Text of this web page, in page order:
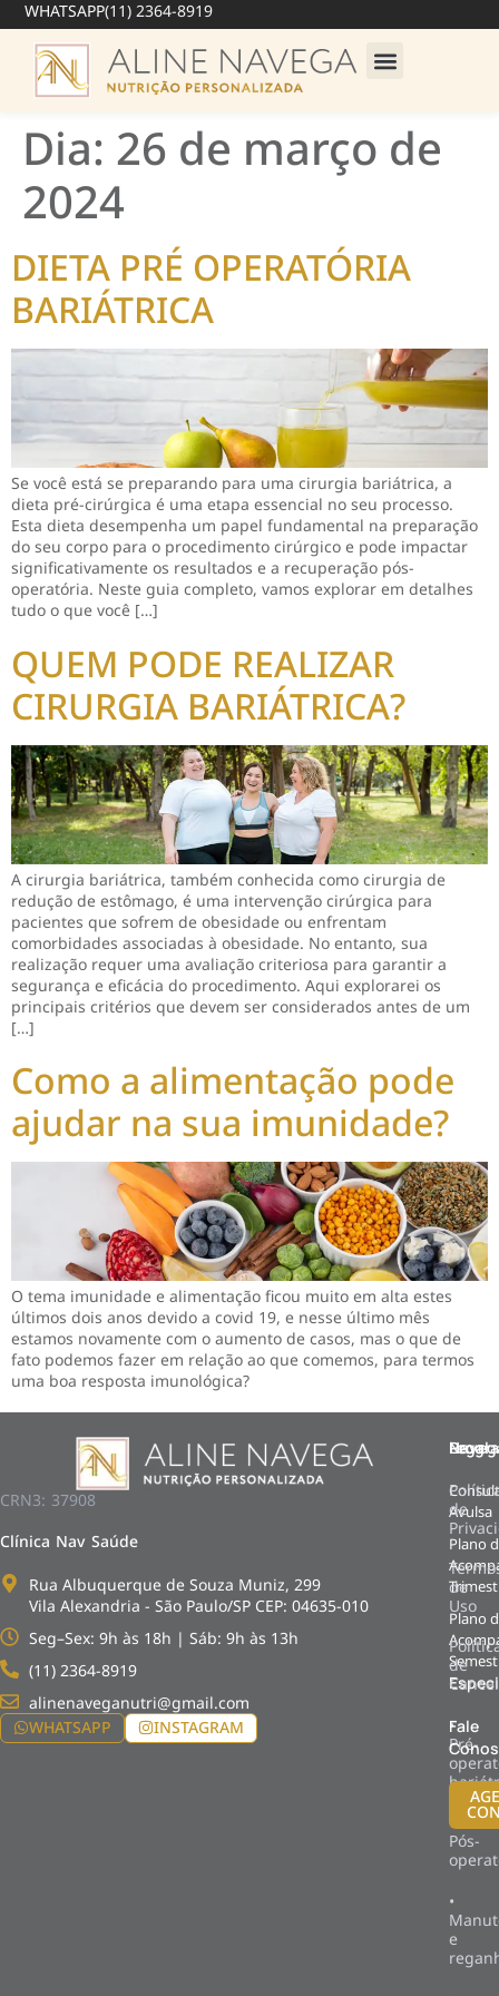
(11) 2364-8919
WHATSAPP
Dia: 26 de março de
2024
DIETA PRÉ OPERATÓRIA
BARIÁTRICA
Se você está se preparando para uma cirurgia bariátrica, a
dieta pré-cirúrgica é uma etapa essencial no seu processo.
Esta dieta desempenha um papel fundamental na preparação
do seu corpo para o procedimento cirúrgico e pode impactar
significativamente os resultados e a recuperação pós-
operatória. Neste guia completo, vamos explorar em detalhes
tudo o que você […]
QUEM PODE REALIZAR
CIRURGIA BARIÁTRICA?
A cirurgia bariátrica, também conhecida como cirurgia de
redução de estômago, é uma intervenção cirúrgica para
pacientes que sofrem de obesidade ou enfrentam
comorbidades associadas à obesidade. No entanto, sua
realização requer uma avaliação criteriosa para garantir a
segurança e eficácia do procedimento. Aqui explorarei os
principais critérios que devem ser considerados antes de um
[…]
Como a alimentação pode
ajudar na sua imunidade?
O tema imunidade e alimentação ficou muito em alta estes
últimos dois anos devido a covid 19, e nesse último mês
estamos novamente com o aumento de casos, mas o que de
fato podemos fazer em relação ao que comemos, para termos
uma boa resposta imunológica?
CRN3: 37908
Clínica Nav Saúde
Rua Albuquerque de Souza Muniz, 299
Vila Alexandria - São Paulo/SP CEP: 04635-010
Seg–Sex: 9h às 18h | Sáb: 9h às 13h​
(11) 2364-8919​
alinenaveganutri@gmail.com
WHATSAPP
INSTAGRAM
da
Avulsa
Plano
Plano
•
Pré-
•
Pós-
•
e
Legal
de
de
Uso
de
Fale